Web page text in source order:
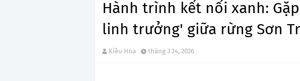
Hành trình kết nối xanh:
linh trưởng' giữa rừng Sơn
Kiều Hoa tháng 3 24, 2026